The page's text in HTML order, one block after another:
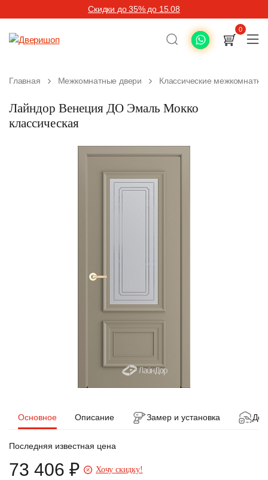
Скидки до 35% до 15.08
0
Главная Межкомнатные двери Классические
Лайндор Венеция ДО Эмаль Мокко
классическая
Основное Описание Замер и установка
Последняя известная цена
73 406 ₽ Хочу скидку!